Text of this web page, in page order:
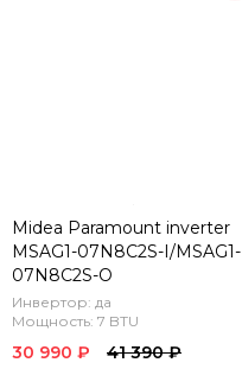
Midea Paramount inverter
MSAG1-07N8C2S-I/MSAG1-
07N8C2S-O
Инвертор: да
Мощность: 7 BTU
30 990 ₽ 41 390 ₽